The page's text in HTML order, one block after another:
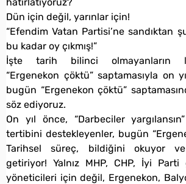
Dün için değil, yarınlar için!
“Efendim Vatan Partisi’ne sandıktan
bu kadar oy çıkmış!”
İşte tarih bilinci olmayanların
“Ergenekon çöktü” saptamasıyla on
bugün “Ergenekon çöktü”
söz ediyoruz.
On yıl önce, “Darbeciler
tertibini destekleyenler, bugün
Tarihsel süreç, bildiğini okuyor
getiriyor! Yalnız MHP, CHP, İyi
yöneticileri için değil, Ergenekon,